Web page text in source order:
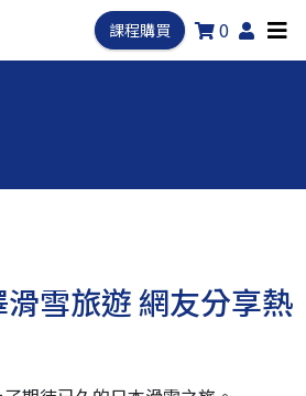
課程購買 0
雪旅遊 網友分享熱